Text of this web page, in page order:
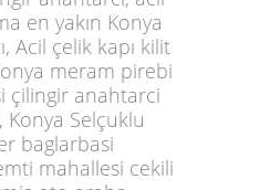
en yakın Konya
Acil çelik kapı kilit
meram pirebi
çilingir anahtarci
Selçuklu
baglarbasi
mahallesi cekili